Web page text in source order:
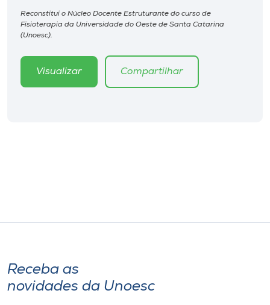
Biblioteca
Rádio
A+
Reconstitui o Núcleo Docente Estruturante do curso de
Fisioterapia da Universidade do Oeste de Santa Catarina
(Unoesc).
Visualizar Compartilhar
Receba as
novidades da Unoesc